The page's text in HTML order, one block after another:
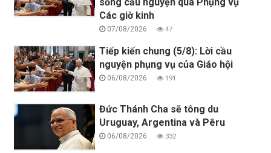
Các giờ kinh
07/08/2026 47
Tiếp kiến chung (5/8): Lời cầu
nguyện phụng vụ của Giáo hội
06/08/2026 191
Đức Thánh Cha sẽ tông du
Uruguay, Argentina và Pêru
06/08/2026 332